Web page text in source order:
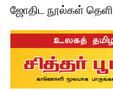
ஜோதிட நூல்கள்